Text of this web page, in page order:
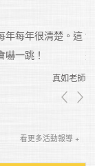
年每年很清楚。這
一跳！
真如老師
看更多活動報導 +